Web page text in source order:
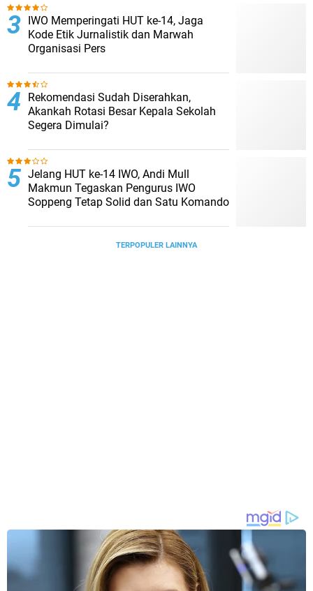
IWO Memperingati HUT ke-14, Jaga
Kode Etik Jurnalistik dan Marwah
Organisasi Pers
Rekomendasi Sudah Diserahkan,
Akankah Rotasi Besar Kepala Sekolah
Segera Dimulai?
Jelang HUT ke-14 IWO, Andi Mull
Makmun Tegaskan Pengurus IWO
Soppeng Tetap Solid dan Satu Komando
TERPOPULER LAINNYA